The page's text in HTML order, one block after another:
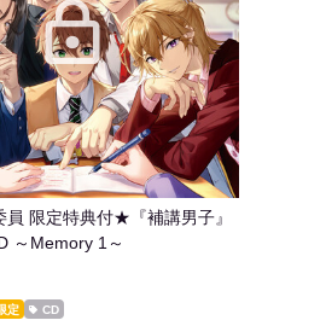
限定特典付★『補講男子』
～Memory 1～
定 CD